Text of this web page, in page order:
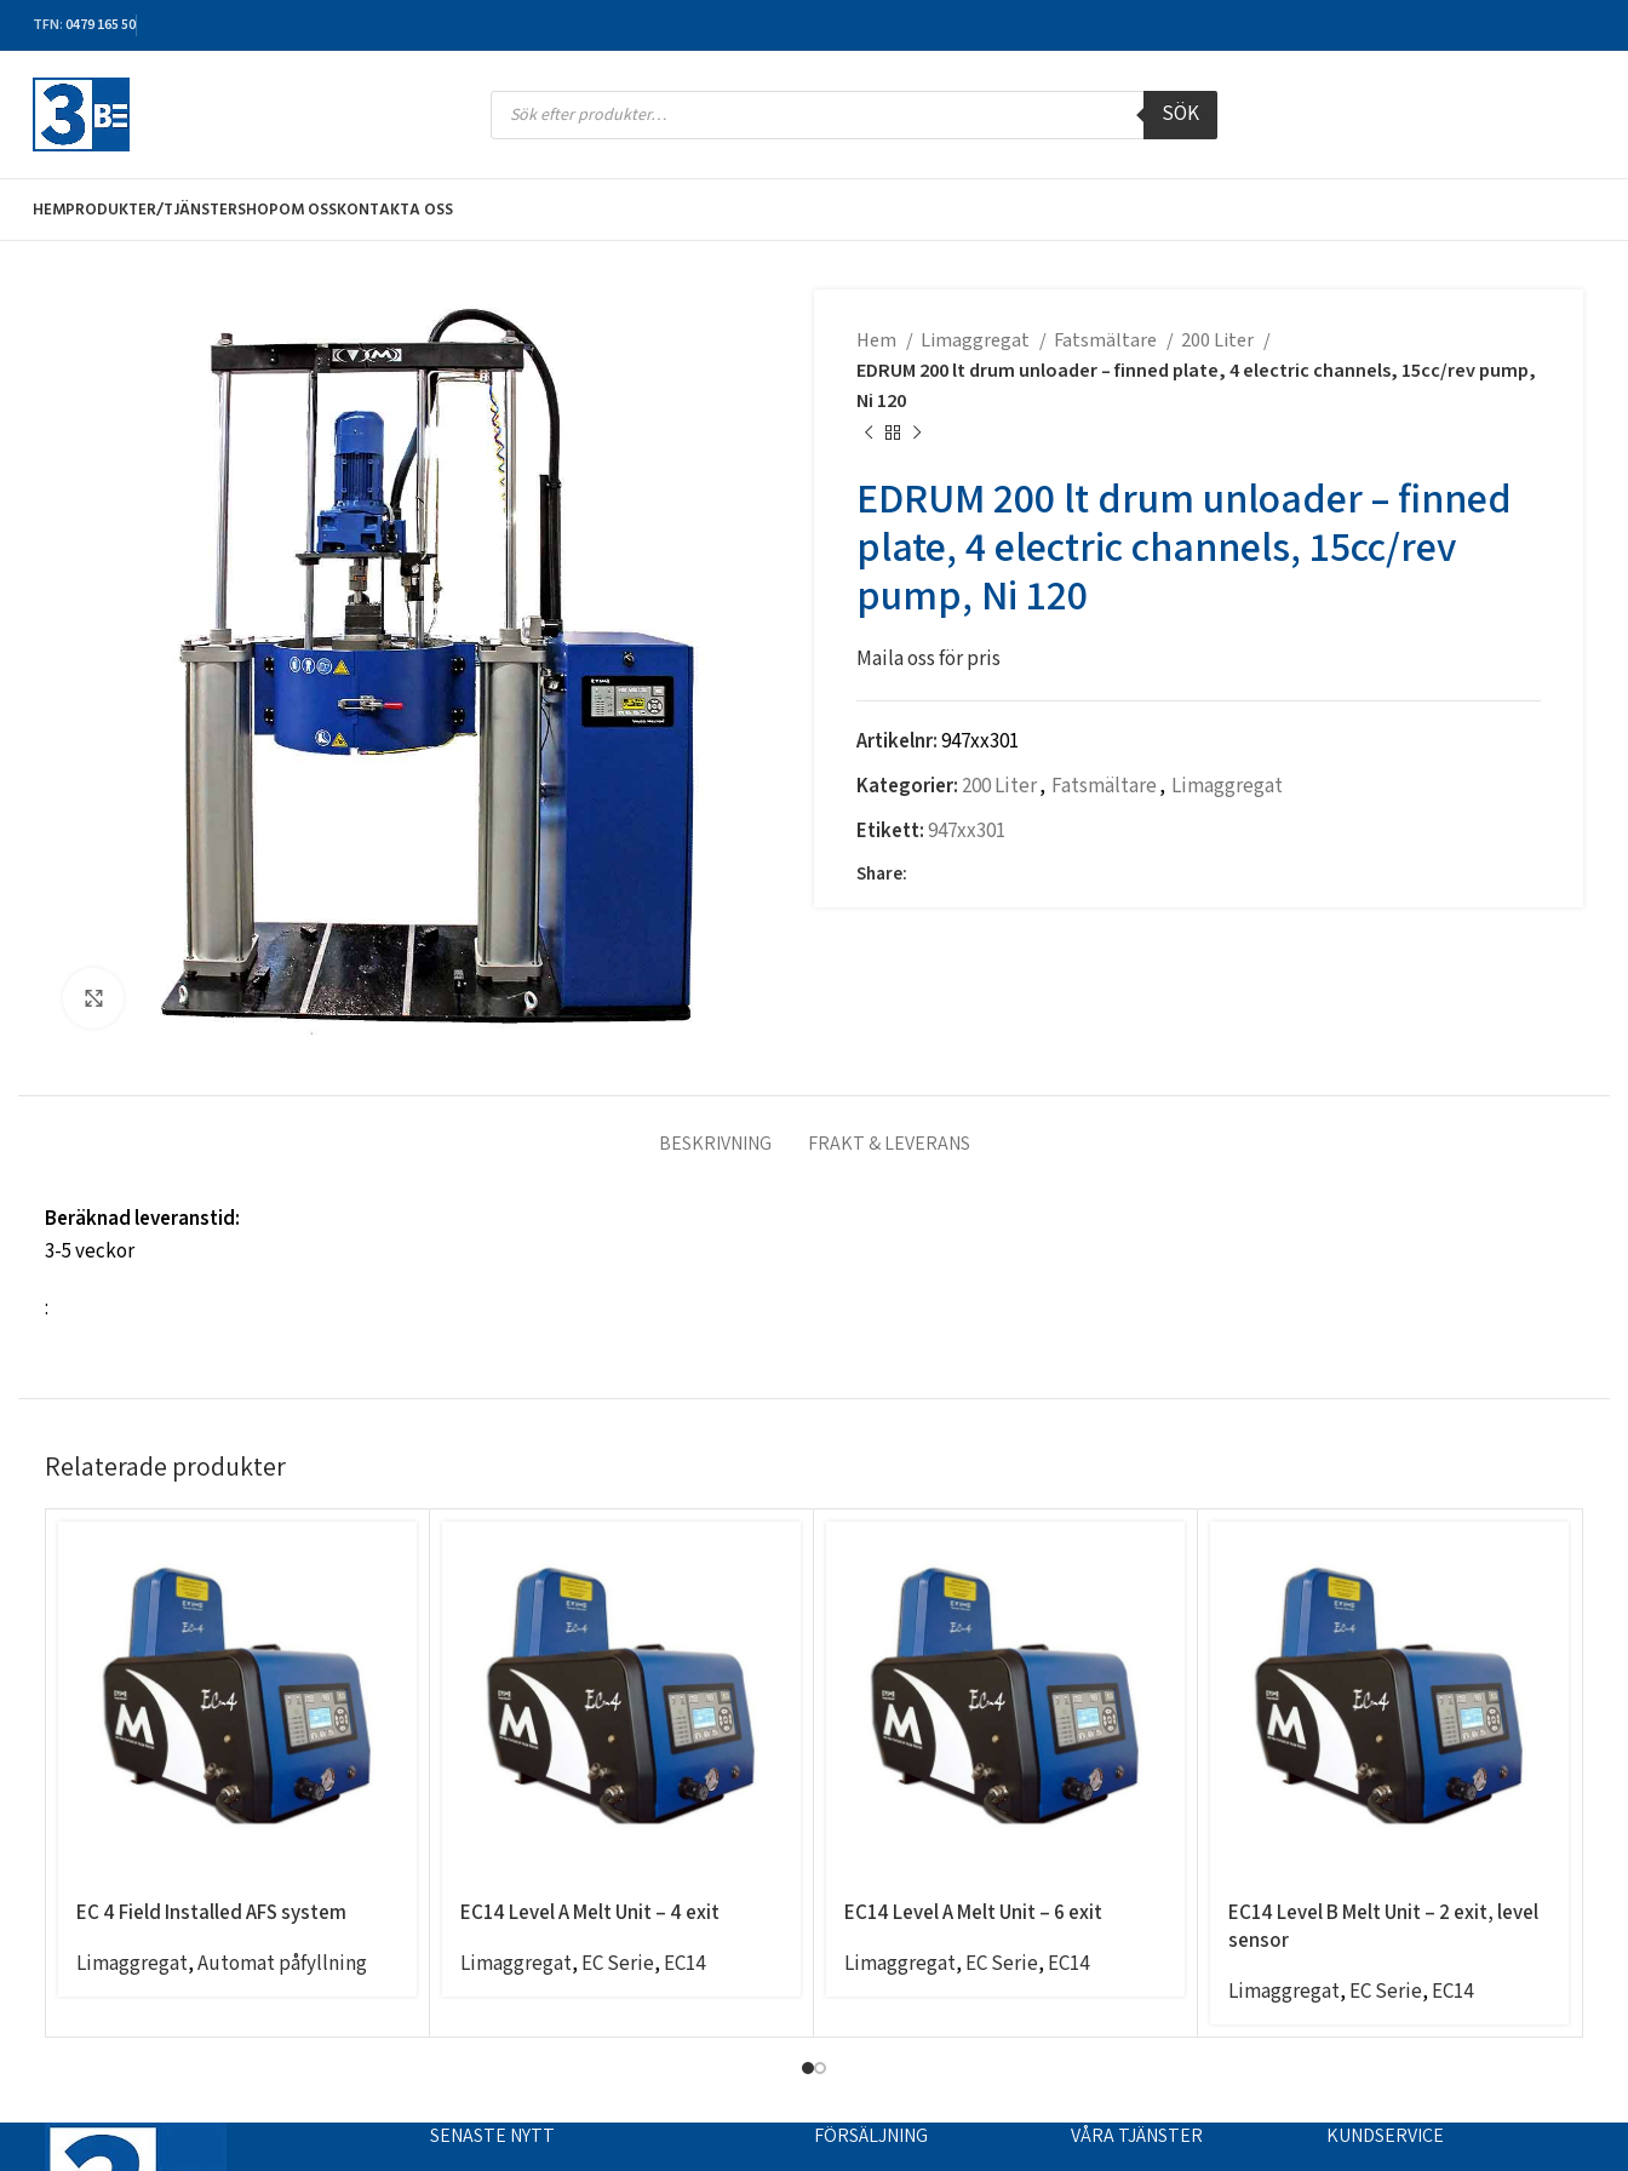
TFN: 0479 165 50
SÖK
HEMPRODUKTER/TJÄNSTERSHOPOM OSSKONTAKTA OSS
Click to enlarge
Hem Limaggregat Fatsmältare
200 Liter
EDRUM 200 lt drum unloader – finned plate, 4 electric channels, 15cc/rev pump,
Ni 120
EDRUM 200 lt drum unloader – finned
plate, 4 electric channels, 15cc/rev
pump, Ni 120
Maila oss för pris
Artikelnr:947xx301
Kategorier: 200 Liter, Fatsmältare, Limaggregat
Etikett:947xx301
Share:
BESKRIVNING FRAKT & LEVERANS
Beräknad leveranstid:
3-5 veckor
:
Relaterade produkter
EC 4 Field Installed AFS system
Limaggregat,Automat påfyllning
EC14 Level A Melt Unit – 4 exit
Limaggregat, EC Serie, EC14
EC14 Level A Melt Unit – 6 exit
Limaggregat, EC Serie, EC14
EC14 Level B Melt Unit – 2 exit, level
sensor
Limaggregat, EC Serie, EC14
SENASTE NYTT FÖRSÄLJNING VÅRA TJÄNSTER KUNDSERVICE